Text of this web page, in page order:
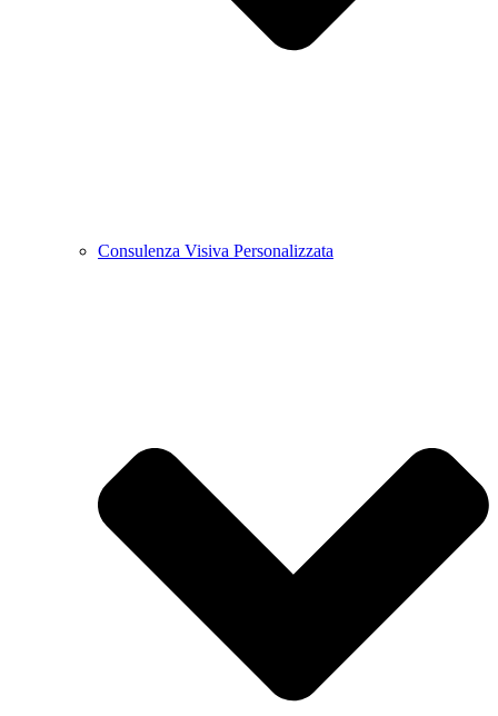
Consulenza Visiva Personalizzata